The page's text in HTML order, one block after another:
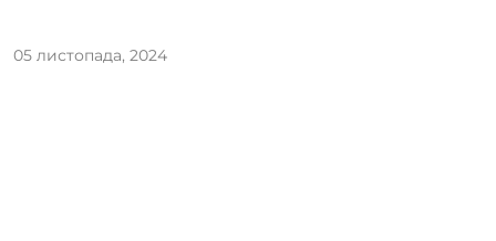
05 листопада, 2024